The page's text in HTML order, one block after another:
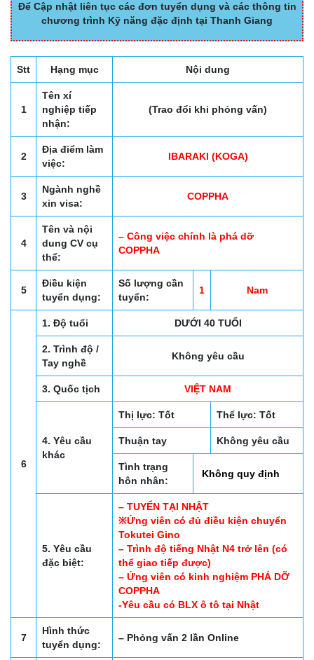
Để Cập nhật liên tục các đơn tuyển dụng và các thông tin
chương trình Kỹ năng đặc định tại Thanh Giang
Stt Hạng mục Nội dung
1
Tên xí
nghiệp tiếp
nhận:
(Trao đổi khi phỏng vấn)
2
Địa điểm làm
việc:
IBARAKI (KOGA)
3
Ngành nghề
xin visa:
COPPHA
4
Tên và nội
dung CV cụ
thể:
– Công việc chính là phá dỡ
COPPHA
5
Điều kiện
tuyển dụng:
Số lượng cần
tuyển:
1 Nam
6
1. Độ tuổi DƯỚI 40 TUỔI
2. Trình độ /
Tay nghề
Không yêu cầu
3. Quốc tịch VIỆT NAM
4. Yêu cầu
khác
Thị lực: Tốt Thể lực: Tốt
Thuận tay Không yêu cầu
Tình trạng
hôn nhân:
Không quy định
5. Yêu cầu
đặc biệt:
– TUYỂN TẠI NHẬT
※Ứng viên có đủ điều kiện chuyển
Tokutei Gino
– Trình độ tiếng Nhật N4 trở lên (có
thể giao tiếp được)
– Ứng viên có kinh nghiệm PHÁ DỠ
COPPHA
-Yêu cầu có BLX ô tô tại Nhật
7
Hình thức
tuyển dụng:
– Phỏng vấn 2 lần Online